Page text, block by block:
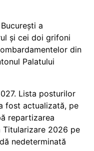
a
și cei doi grifoni
din
Palatului
Lista posturilor
fost actualizată, pe
repartizarea
2026 pe
nedeterminată